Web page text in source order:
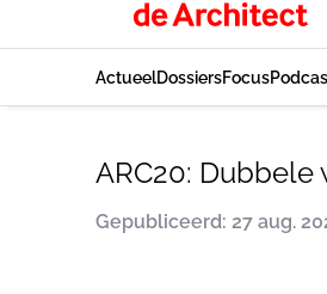
ActueelDossiersFocus
ARC20:
Gepubliceerd: 27 aug.